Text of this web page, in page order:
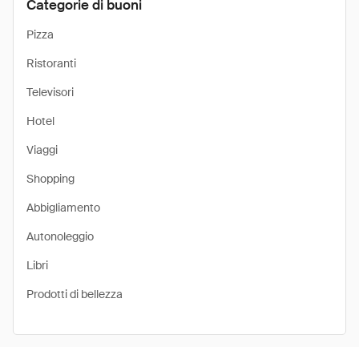
Categorie di buoni
Pizza
Ristoranti
Televisori
Hotel
Viaggi
Shopping
Abbigliamento
Autonoleggio
Libri
Prodotti di bellezza